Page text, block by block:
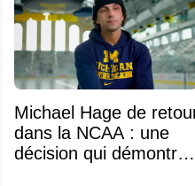
Michael Hage de
dans la NCAA : une
décision qui démontre